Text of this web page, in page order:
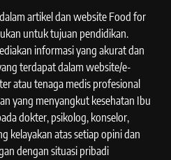
artikel dan website Food for
untuk tujuan pendidikan.
informasi yang akurat dan
terdapat dalam website/e-
atau tenaga medis profesional
yang menyangkut kesehatan Ibu
dokter, psikolog, konselor,
kelayakan atas setiap opini dan
dengan situasi pribadi